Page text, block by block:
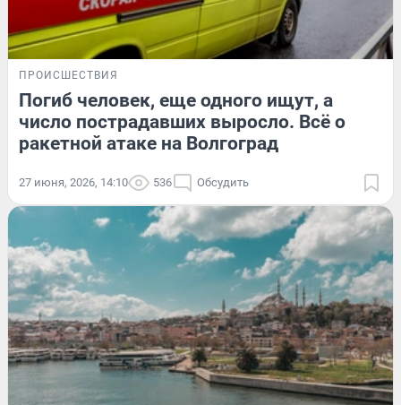
ПРОИСШЕСТВИЯ
Погиб человек, еще одного ищут, а
число пострадавших выросло. Всё о
ракетной атаке на Волгоград
27 июня, 2026, 14:10 536 Обсудить